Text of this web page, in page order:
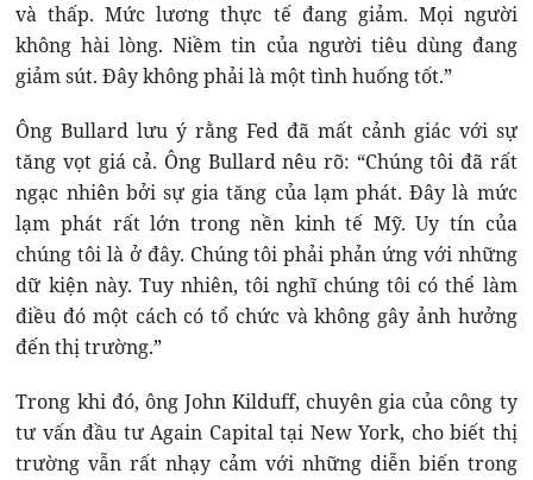
và thấp. Mức lương thực tế đang giảm. Mọi người
không hài lòng. Niềm tin của người tiêu dùng đang
giảm sút. Đây không phải là một tình huống tốt.”
Ông Bullard lưu ý rằng Fed đã mất cảnh giác với sự
tăng vọt giá cả. Ông Bullard nêu rõ: “Chúng tôi đã rất
ngạc nhiên bởi sự gia tăng của lạm phát. Đây là mức
lạm phát rất lớn trong nền kinh tế Mỹ. Uy tín của
chúng tôi là ở đây. Chúng tôi phải phản ứng với những
dữ kiện này. Tuy nhiên, tôi nghĩ chúng tôi có thể làm
điều đó một cách có tổ chức và không gây ảnh hưởng
đến thị trường.”
Trong khi đó, ông John Kilduff, chuyên gia của công ty
tư vấn đầu tư Again Capital tại New York, cho biết thị
trường vẫn rất nhạy cảm với những diễn biến trong